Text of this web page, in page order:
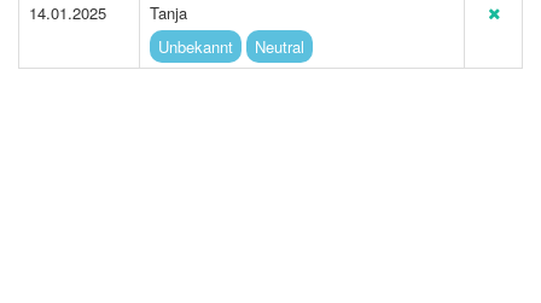
14.01.2025
Tanja
Unbekannt
Neutral